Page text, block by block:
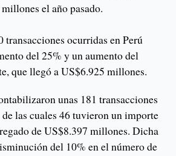
el año pasado.
transacciones ocurridas en Perú
del 25% y un aumento del
que llegó a US$6.925 millones.
unas 181 transacciones
de las cuales 46 tuvieron un importe
de US$8.397 millones. Dicha
del 10% en el número de